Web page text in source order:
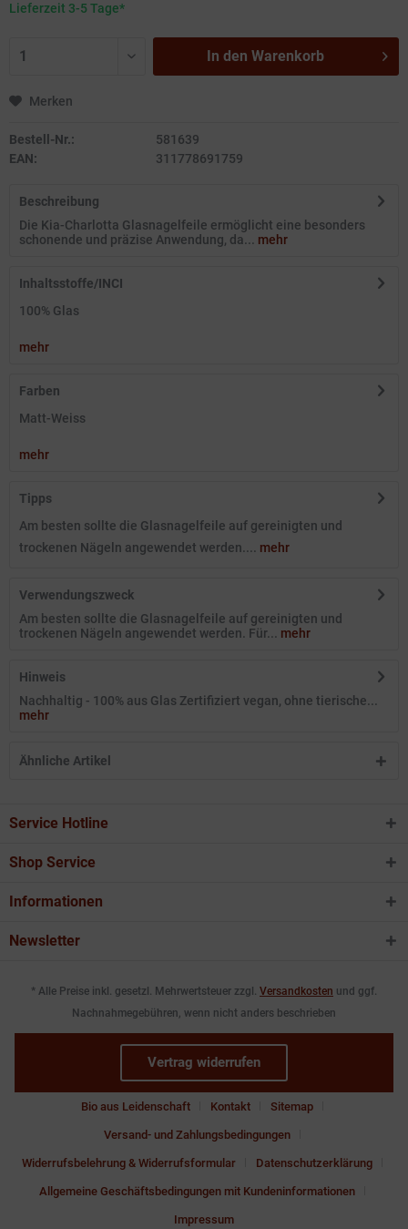
Lieferzeit 3-5 Tage*
In den Warenkorb
Merken
Bestell-Nr.:
581639
EAN:
311778691759
Beschreibung
Die Kia-Charlotta Glasnagelfeile ermöglicht eine besonders
schonende und präzise Anwendung, da... mehr
Inhaltsstoffe/INCI
100% Glas
mehr
Farben
Matt-Weiss
mehr
Tipps
Am besten sollte die Glasnagelfeile auf gereinigten und
trockenen Nägeln angewendet werden.... mehr
Verwendungszweck
Am besten sollte die Glasnagelfeile auf gereinigten und
trockenen Nägeln angewendet werden. Für... mehr
Hinweis
Nachhaltig - 100% aus Glas Zertifiziert vegan, ohne tierische...
mehr
Ähnliche Artikel
Service Hotline
Shop Service
Informationen
Newsletter
* Alle Preise inkl. gesetzl. Mehrwertsteuer zzgl. Versandkosten und ggf.
Nachnahmegebühren, wenn nicht anders beschrieben
Vertrag widerrufen
Bio aus Leidenschaft Kontakt Sitemap
Versand- und Zahlungsbedingungen
Widerrufsbelehrung & Widerrufsformular Datenschutzerklärung
Allgemeine Geschäftsbedingungen mit Kundeninformationen
Impressum